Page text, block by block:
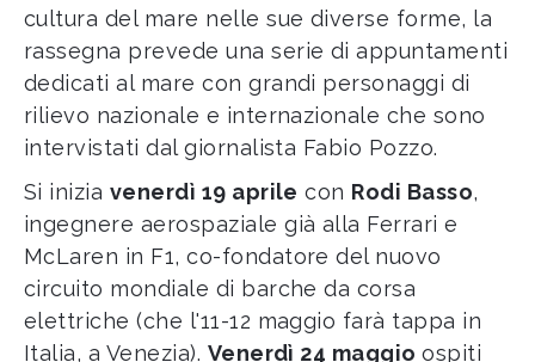
cultura del mare nelle sue diverse forme, la
rassegna prevede una serie di appuntamenti
dedicati al mare con grandi personaggi di
rilievo nazionale e internazionale che sono
intervistati dal giornalista Fabio Pozzo.
Si inizia venerdì 19 aprile con Rodi Basso,
ingegnere aerospaziale già alla Ferrari e
McLaren in F1, co-fondatore del nuovo
circuito mondiale di barche da corsa
elettriche (che l'11-12 maggio farà tappa in
Italia, a Venezia). Venerdì 24 maggioospiti